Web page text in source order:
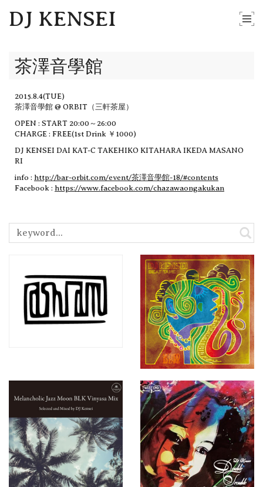
DJ KENSEI
茶澤音學館
2015.8.4(TUE)
茶澤音學館 @ ORBIT（三軒茶屋）
OPEN : START 20:00～26:00
CHARGE : FREE(1st Drink ￥1000)
DJ KENSEI DAI KAT-C TAKEHIKO KITAHARA IKEDA MASANO
RI
info : http://bar-orbit.com/event/茶澤音學館-18/#contents
Facebook : https://www.facebook.com/chazawaongakukan